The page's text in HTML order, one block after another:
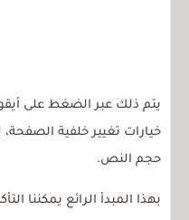
يتم ذلك عبر الضغط على
خيارات تغيير خلفية الصفحة،
حجم النص.
بهذا المبدأ الرائع يمكننا